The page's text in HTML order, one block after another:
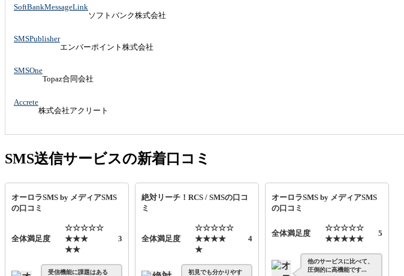
SoftBankMessageLink
ソフトバンク株式会社
SMSPublisher
エンバーポイント株式会社
SMSOne
Topaz合同会社
Accrete
株式会社アクリート
SMS送信サービスの新着口コミ
オーロラSMS by メディアSMS
の口コミ
全体満足度
☆☆☆☆☆
★★★
★★
3
受信機能に課題はある
絶対リーチ！RCS / SMSの口コ
ミ
全体満足度
☆☆☆☆☆
★★★★
★
4
初見でも分かりやす
オーロラSMS by メディアSMS
の口コミ
全体満足度
☆☆☆☆☆
★★★★★
5
他のサービスに比べて、
圧倒的に高機能です...